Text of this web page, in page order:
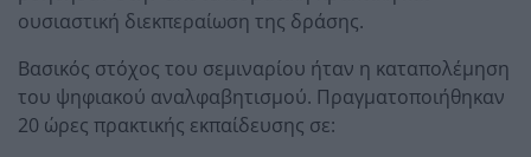
ουσιαστική διεκπεραίωση της δράσης.
Βασικός στόχος του σεμιναρίου ήταν η καταπολέμηση
του ψηφιακού αναλφαβητισμού. Πραγματοποιήθηκαν
20 ώρες πρακτικής εκπαίδευσης σε: